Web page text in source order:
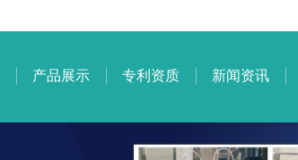
产品展示 专利资质 新闻资讯